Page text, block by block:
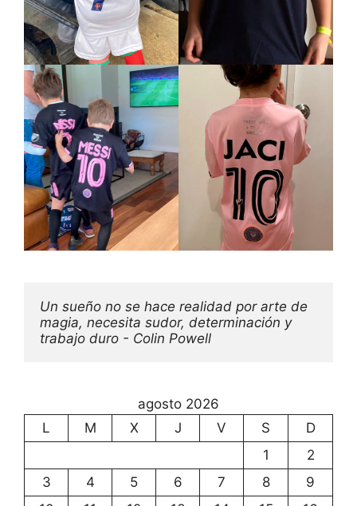
Un sueño no se hace realidad por arte de
magia, necesita sudor, determinación y
trabajo duro - Colin Powell
agosto 2026
L
M X J V S
D
1
2
3
4 5 6 7 8
9